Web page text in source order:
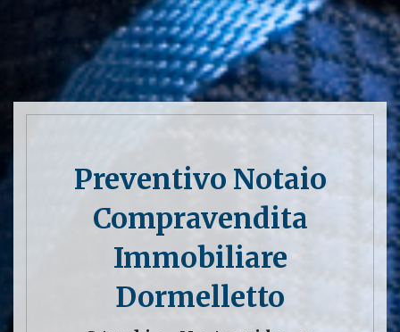
Preventivo Notaio
Compravendita
Immobiliare
Dormelletto